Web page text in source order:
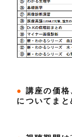
● 講座の価
についてまと